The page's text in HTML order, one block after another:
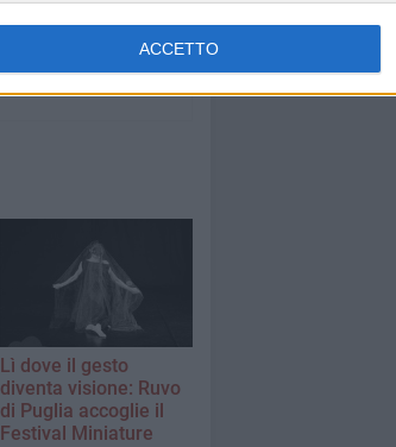
ACCETTO
Lì dove il gesto
diventa visione: Ruvo
di Puglia accoglie il
Festival Miniature